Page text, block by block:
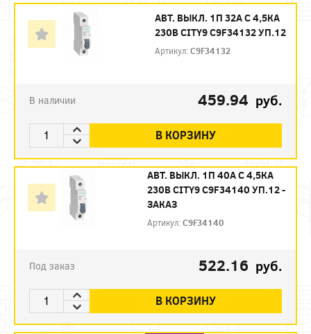
АВТ. ВЫКЛ. 1П 32А С 4,5КА
230В CITY9 C9F34132 УП.12
Артикул:C9F34132
В наличии 459.94 руб.
В КОРЗИНУ
АВТ. ВЫКЛ. 1П 40А С 4,5КА
230В CITY9 C9F34140 УП.12 -
ЗАКАЗ
Артикул:C9F34140
Под заказ 522.16 руб.
В КОРЗИНУ